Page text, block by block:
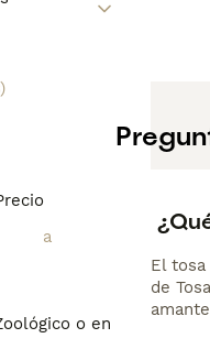
o en el
El
de